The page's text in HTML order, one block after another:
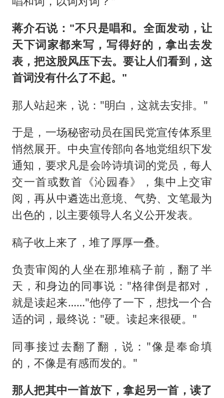
蒋介石说："不只是唱和。全面发动，让
天下词家都来写，写得好的，拿出去发
表，把这股风压下去。要让人们看到，这
首词没有什么了不起。"
那人站起来，说："明白，这就去安排。"
于是，一场秘密动员在国民党宣传体系里
悄然展开。中央宣传部向各地党组织下发
通知，要求凡是会吟诗填词的党员，每人
交一首或数首《沁园春》，集中上交审
阅，再从中遴选出意境、气势、文笔最为
出色的，以主要领导人名义公开发表。
稿子收上来了，堆了厚厚一叠。
负责审阅的人坐在那堆稿子前，翻了半
天，和身边的同事说："格律倒是都对，
就是读起来……"他停了一下，想找一个合
适的词，最终说："硬。读起来很硬。"
同事接过去翻了翻，说："像是奉命填
的，不像是有感而发的。"
那人把其中一首放下，拿起另一首，读了